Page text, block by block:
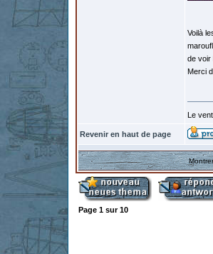
Voilà
de voir
Merci
Le vent
Revenir en haut de page
Page 1 sur10